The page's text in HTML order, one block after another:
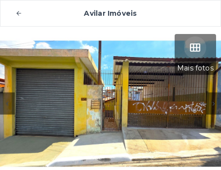
Avilar Imóveis
Mais fotos